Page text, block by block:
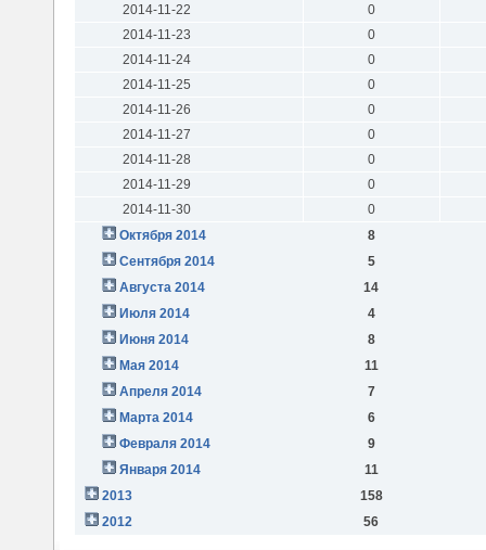
2014-11-22
0
2014-11-23
0
2014-11-24
0
2014-11-25
0
2014-11-26
0
2014-11-27
0
2014-11-28
0
2014-11-29
0
2014-11-30
0
Октября 2014
8
Сентября 2014
5
Августа 2014
14
Июля 2014
4
Июня 2014
8
Мая 2014
11
Апреля 2014
7
Марта 2014
6
Февраля 2014
9
Января 2014
11
2013
158
2012
56